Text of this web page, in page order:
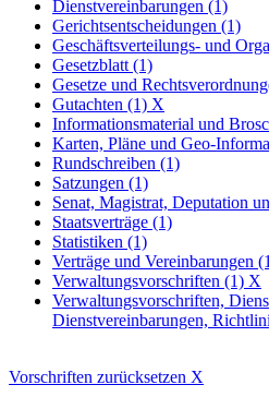
Dienstvereinbarungen (1)
Gerichtsentscheidungen (1)
Geschäftsverteilungs- und
Gesetzblatt (1)
Gesetze und
Gutachten (1) X
Informationsmaterial und
Karten, Pläne und Geo-
Rundschreiben (1)
Satzungen (1)
Senat, Magistrat, Deputation
Staatsverträge (1)
Statistiken (1)
Verträge und Vereinbarungen
Verwaltungsvorschriften (1) X
Verwaltungsvorschriften,
Dienstvereinbarungen,
Vorschriften zurücksetzen X